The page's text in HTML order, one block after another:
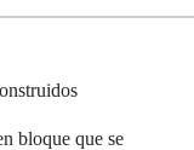
bloque que se